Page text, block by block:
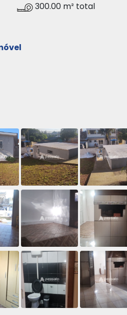
300.00 m² total